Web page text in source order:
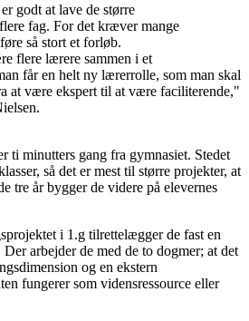
godt at lave de større
fag. For det kræver mange
så stort et forløb.
flere lærere sammen i et
får en helt ny lærerrolle, som man skal
at være ekspert til at være faciliterende,"
ti minutters gang fra gymnasiet. Stedet
så det er mest til større projekter, at
tre år bygger de videre på elevernes
i 1.g tilrettelægger de fast en
arbejder de med de to dogmer; at det
og en ekstern
fungerer som vidensressource eller